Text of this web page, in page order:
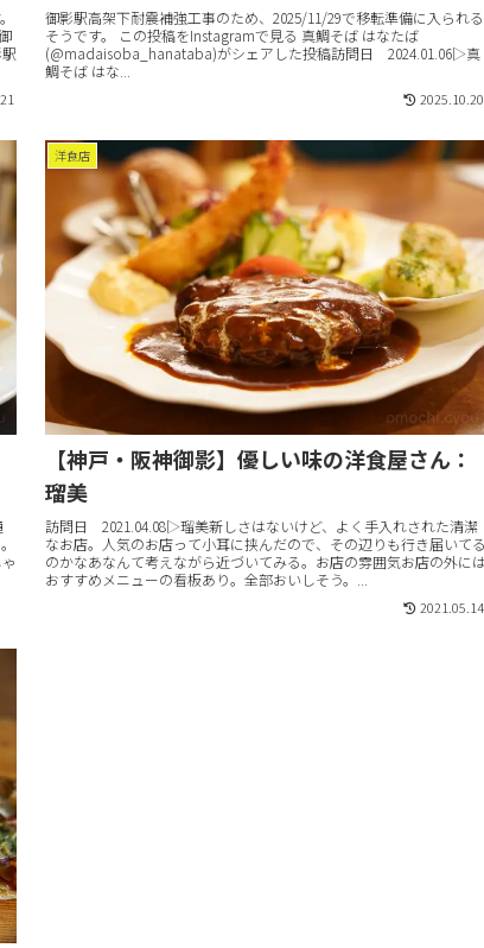
御影駅高架下耐震補強工事のため、2025/11/29で移転準備に入られる
そうです。 この投稿をInstagramで見る 真鯛そば はなたば
(@madaisoba_hanataba)がシェアした投稿訪問日 2024.01.06▷真
鯛そば はな...
2025.10.20
洋食店
【神戸・阪神御影】優しい味の洋食屋さん：
瑠美
訪問日 2021.04.08▷瑠美新しさはないけど、よく手入れされた清潔
なお店。人気のお店って小耳に挟んだので、その辺りも行き届いてる
のかなあなんて考えながら近づいてみる。お店の雰囲気お店の外には
おすすめメニューの看板あり。全部おいしそう。...
2021.05.14